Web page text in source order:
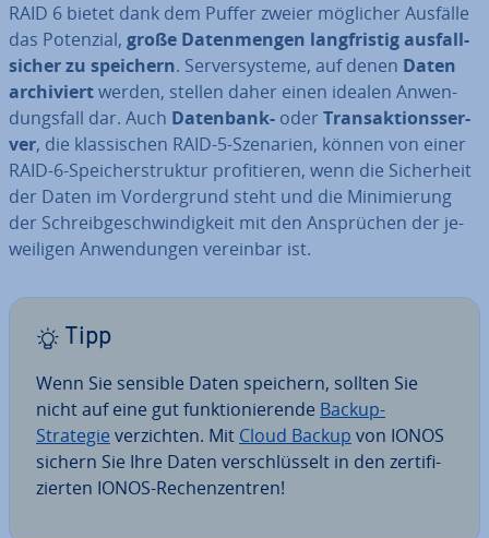
RAID 6 bietet dank dem Puffer zweier möglicher Ausfälle
das Potenzial, große Da­ten­men­gen lang­fris­tig aus­fall­
si­cher zu speichern. Ser­ver­sys­te­me, auf denen Daten
ar­chi­viertwerden, stellen daher einen idealen An­wen­
dungs­fall dar. Auch Datenbank- oder Trans­ak­ti­ons­ser­
ver, die klas­si­schen RAID-5-Szenarien, können von einer
RAID-6-Spei­cher­struk­tur pro­fi­tie­ren, wenn die Si­cher­heit
der Daten im Vor­der­grund steht und die Mi­ni­mie­rung
der Schreib­ge­schwin­dig­keit mit den An­sprü­chen der je­
wei­li­gen An­wen­dun­gen vereinbar ist.
Tipp
Wenn Sie sensible Daten speichern, sollten Sie
nicht auf eine gut funk­tio­nie­ren­de Backup-
Strategie ver­zich­ten. Mit Cloud Backup von IONOS
sichern Sie Ihre Daten ver­schlüs­selt in den zer­ti­fi­
zier­ten IONOS-Re­chen­zen­tren!